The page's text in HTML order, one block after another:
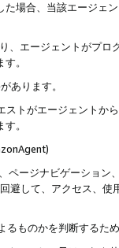
場合、当該エージェ
、エージェントがプ
。
あります。
トがエージェントか
。
ページナビゲーショ
避して、アクセス、
るものかを判断するた